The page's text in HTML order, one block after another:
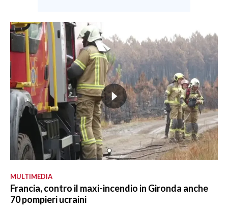
MULTIMEDIA
Francia, contro il maxi-incendio in Gironda anche
70 pompieri ucraini